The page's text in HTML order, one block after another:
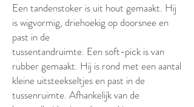
Een tandenstoker is uit hout gemaakt. Hij
is wigvormig, driehoekig op doorsnee en
past in de
tussentandruimte. Een soft-pick is van
rubber gemaakt. Hij is rond met een aantal
kleine uitsteekseltjes en past in de
tussenruimte. Afhankelijk van de